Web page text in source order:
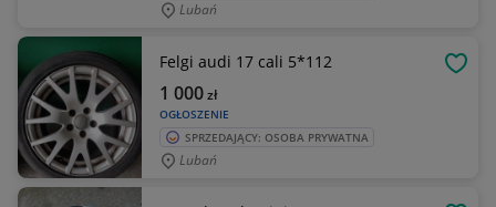
Lubań
Felgi audi 17 cali 5*112
OGŁOSZENIE
1 000zł
SPRZEDAJĄCY: OSOBA PRYWATNA
Lubań